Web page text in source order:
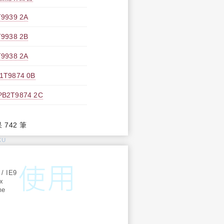
2A
2B
2A
0B
2C
742 筆
/ IE9